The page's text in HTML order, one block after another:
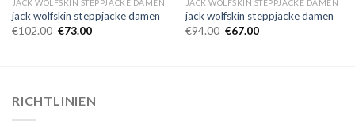
JACK WOLFSKIN STEPPJACKE DAMEN
jack wolfskin steppjacke damen
€102.00 €73.00
JACK WOLFSKIN STEPPJACKE DAMEN
jack wolfskin steppjacke damen
€94.00 €67.00
RICHTLINIEN